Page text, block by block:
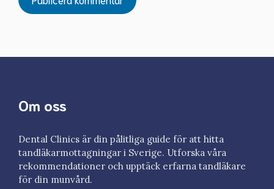
Om oss
Dental Clinics är din pålitliga guide för att hitta
tandläkarmottagningar i Sverige. Utforska våra
rekommendationer och upptäck erfarna tandläkare
för din munvård.